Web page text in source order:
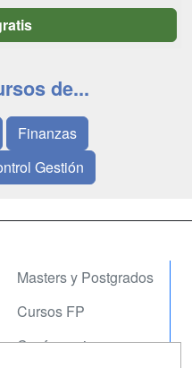
de...
Finanzas
Gestión
Masters y Postgrados
Cursos FP
Conferencias